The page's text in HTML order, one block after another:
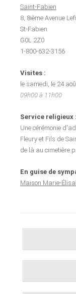
Saint-Fabien
8, 8ième Avenue
St-Fabien
G0L 2Z0
1-800-632-3156
Visites :
le samedi, le 24
09h00 à 11h00
Service religieux :
Une cérémonie
Fleury et Fils de
de là au cimetière
En guise de
Maison Marie-